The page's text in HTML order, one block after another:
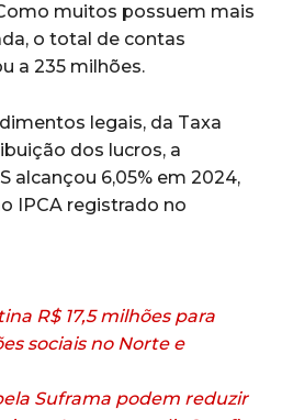
muitos possuem mais
o total de contas
a 235 milhões.
legais, da Taxa
dos lucros, a
alcançou 6,05% em 2024,
IPCA registrado no
R$ 17,5 milhões para
sociais no Norte e
Suframa podem reduzir